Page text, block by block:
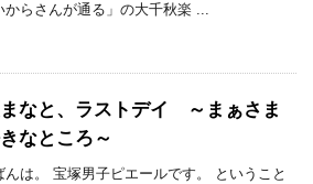
からさんが通る」の大千秋楽 ...
なと、ラストデイ ～まぁさま
なところ～
んは。 宝塚男子ピエールです。 ということ